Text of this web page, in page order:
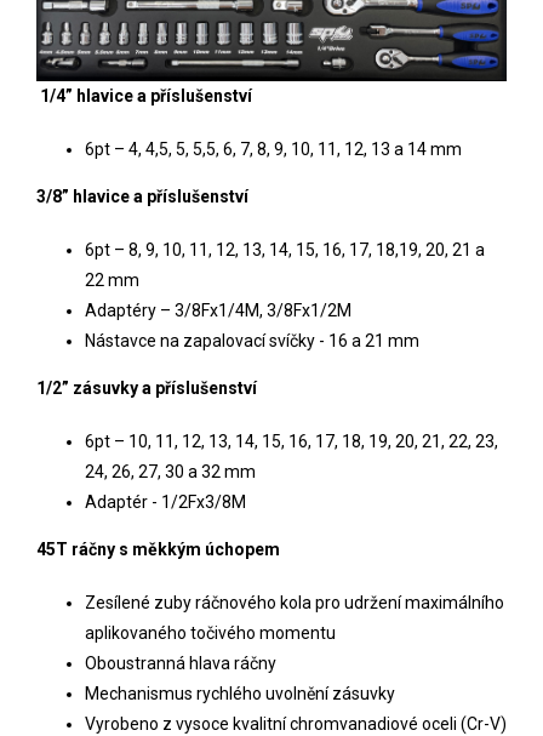
1/4” hlavice a příslušenství
6pt – 4, 4,5, 5, 5,5, 6, 7, 8, 9, 10, 11, 12, 13 a 14 mm
3/8” hlavice a příslušenství
6pt – 8, 9, 10, 11, 12, 13, 14, 15, 16, 17, 18,19, 20, 21 a
22 mm
Adaptéry – 3/8Fx1/4M, 3/8Fx1/2M
Nástavce na zapalovací svíčky - 16 a 21 mm
1/2” zásuvky a příslušenství
6pt – 10, 11, 12, 13, 14, 15, 16, 17, 18, 19, 20, 21, 22, 23,
24, 26, 27, 30 a 32 mm
Adaptér - 1/2Fx3/8M
45T ráčny s měkkým úchopem
Zesílené zuby ráčnového kola pro udržení maximálního
aplikovaného točivého momentu
Oboustranná hlava ráčny
Mechanismus rychlého uvolnění zásuvky
Vyrobeno z vysoce kvalitní chromvanadiové oceli (Cr-V)